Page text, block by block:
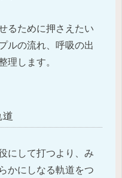
るために押さえたい
ルの流れ、呼吸の出
理します。
にして打つより、み
かにしなる軌道をつ